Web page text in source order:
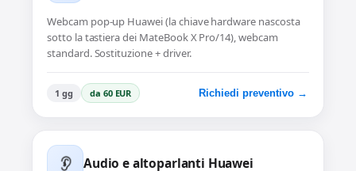
Webcam pop-up Huawei (la chiave hardware nascosta
sotto la tastiera dei MateBook X Pro/14), webcam
standard. Sostituzione + driver.
1 gg da 60 EUR Richiedi preventivo →
Audio e altoparlanti Huawei